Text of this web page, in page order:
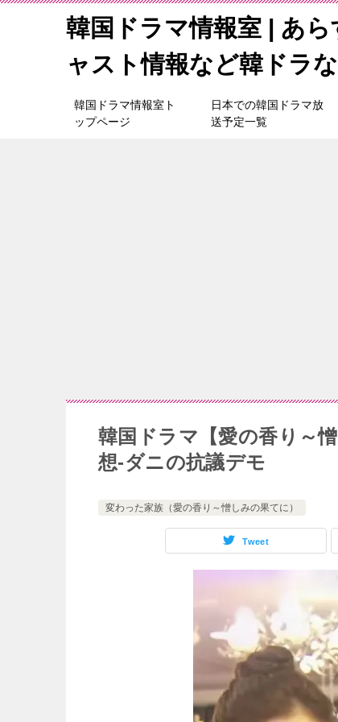
韓国ドラマ情報室 | あ
ャスト情報など韓ドラ
韓国ドラマ情報室ト
ップページ
日本での韓国ドラマ放
送予定一覧
韓国ドラマ【愛の香り～
想-ダニの抗議デモ
変わった家族（愛の香り～憎しみの果てに）
Tweet